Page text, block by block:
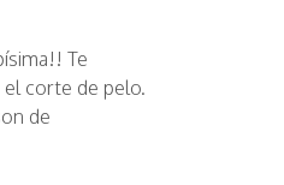
Te
corte de pelo.
de